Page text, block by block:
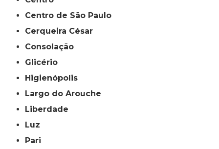
Centro de São Paulo
Cerqueira César
Consolação
Glicério
Higienópolis
Largo do Arouche
Liberdade
Luz
Pari